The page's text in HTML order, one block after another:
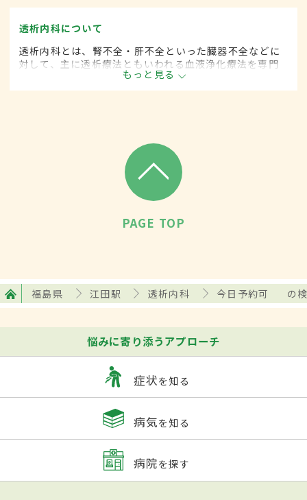
透析内科について
透析内科とは、腎不全・肝不全といった臓器不全などに
対して、主に透析療法ともいわれる血液浄化療法を専門
的に取り扱う内科の一領域です。
もっと見る
PAGE TOP
福島県 江田駅 透析内科 今日予約可 の
悩みに寄り添うアプローチ
症状を知る
病気を知る
病院を探す